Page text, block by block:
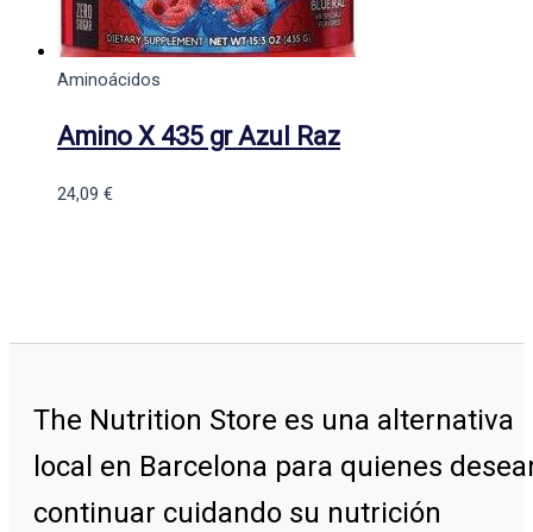
Aminoácidos
Amino X 435 gr Azul Raz
24,09 €
The Nutrition Store es una alternativa
local en Barcelona para quienes
continuar cuidando su nutrición